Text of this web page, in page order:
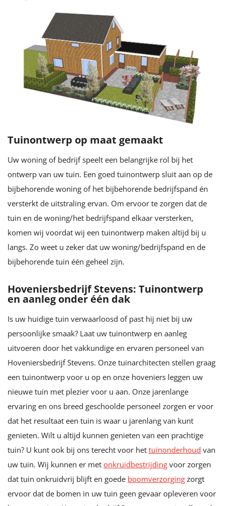
Tuinontwerp op maat gemaakt
Uw woning of bedrijf speelt een belangrijke rol bij het
ontwerp van uw tuin. Een goed tuinontwerp sluit aan op de
bijbehorende woning of het bijbehorende bedrijfspand én
versterkt de uitstraling ervan. Om ervoor te zorgen dat de
tuin en de woning/het bedrijfspand elkaar versterken,
komen wij voordat wij een tuinontwerp maken altijd bij u
langs. Zo weet u zeker dat uw woning/bedrijfspand en de
bijbehorende tuin één geheel zijn.
Hoveniersbedrijf Stevens: Tuinontwerp
en aanleg onder één dak
Is uw huidige tuin verwaarloosd of past hij niet bij uw
persoonlijke smaak? Laat uw tuinontwerp en aanleg
uitvoeren door het vakkundige en ervaren personeel van
Hoveniersbedrijf Stevens. Onze tuinarchitecten stellen graag
een tuinontwerp voor u op en onze hoveniers leggen uw
nieuwe tuin met plezier voor u aan. Onze jarenlange
ervaring en ons breed geschoolde personeel zorgen er voor
dat het resultaat een tuin is waar u jarenlang van kunt
genieten. Wilt u altijd kunnen genieten van een prachtige
tuin? U kunt ook bij ons terecht voor het tuinonderhoud van
uw tuin. Wij kunnen er met onkruidbestrijding voor zorgen
dat tuin onkruidvrij blijft en goede boomverzorging zorgt
ervoor dat de bomen in uw tuin geen gevaar opleveren voor